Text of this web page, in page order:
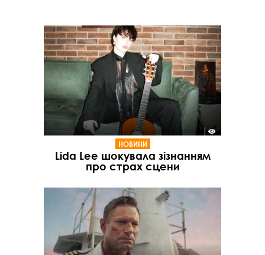
НОВИНИ
Lida Lee шокувала зізнанням
про страх сцени